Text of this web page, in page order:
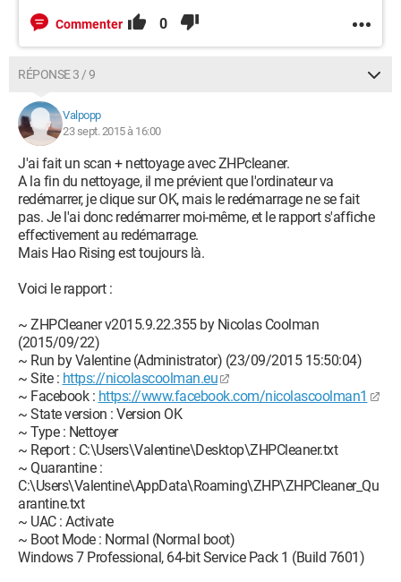
Commenter 0
RÉPONSE 3 / 9
Valpopp
23 sept. 2015 à 16:00
J'ai fait un scan + nettoyage avec ZHPcleaner.
A la fin du nettoyage, il me prévient que l'ordinateur va
redémarrer, je clique sur OK, mais le redémarrage ne se fait
pas. Je l'ai donc redémarrer moi-même, et le rapport s'affiche
effectivement au redémarrage.
Mais Hao Rising est toujours là.
Voici le rapport :
~ ZHPCleaner v2015.9.22.355 by Nicolas Coolman
(2015/09/22)
~ Run by Valentine (Administrator) (23/09/2015 15:50:04)
~ Site : https://nicolascoolman.eu
~ Facebook : https://www.facebook.com/nicolascoolman1
~ State version : Version OK
~ Type : Nettoyer
~ Report : C:\Users\Valentine\Desktop\ZHPCleaner.txt
~ Quarantine :
C:\Users\Valentine\AppData\Roaming\ZHP\ZHPCleaner_Qu
arantine.txt
~ UAC : Activate
~ Boot Mode : Normal (Normal boot)
Windows 7 Professional, 64-bit Service Pack 1 (Build 7601)